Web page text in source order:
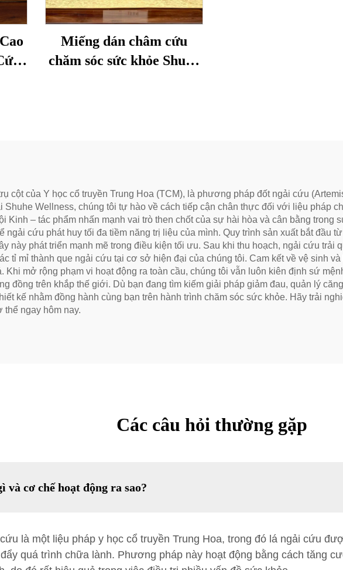
Miếng dán châm cứu
chăm sóc sức khỏe Shuhe
cột của Y học cổ truyền Trung Hoa (TCM), là phương pháp đốt ngải cứu
Shuhe Wellness, chúng tôi tự hào về cách tiếp cận chân thực đối với liệu pháp
Kinh – tác phẩm nhấn mạnh vai trò then chốt của sự hài hòa và cân bằng trong
ngải cứu phát huy tối đa tiềm năng trị liệu của mình. Quy trình sản xuất bắt đầu
này phát triển mạnh mẽ trong điều kiện tối ưu. Sau khi thu hoạch, ngải cứu trải
tỉ mỉ thành que ngải cứu tại cơ sở hiện đại của chúng tôi. Cam kết về vệ sinh
Khi mở rộng phạm vi hoạt động ra toàn cầu, chúng tôi vẫn luôn kiên định sứ
đồng trên khắp thế giới. Dù bạn đang tìm kiếm giải pháp giảm đau, quản lý
kế nhằm đồng hành cùng bạn trên hành trình chăm sóc sức khỏe. Hãy trải
thể ngay hôm nay.
Các câu hỏi thường gặp
và cơ chế hoạt động ra sao?
là một liệu pháp y học cổ truyền Trung Hoa, trong đó lá ngải cứu
quá trình chữa lành. Phương pháp này hoạt động bằng cách tăng